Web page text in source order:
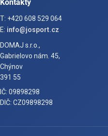
Kontakty
T: +420 608 529 064
E: info@josport.cz
DOMAJ s.r.o.,
Gabrielovo nám. 45,
Chýnov
391 55
IČ: 09898298
DIČ: CZ09898298